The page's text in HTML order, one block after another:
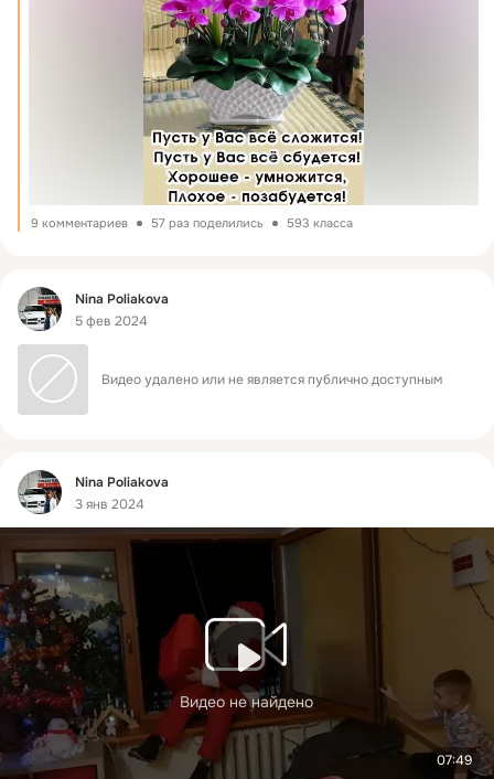
9 комментариев 57 раз поделились 593 класса
Фид
Nina Poliakova
5 фев 2024
Видео удалено или не является публично доступным
Фид
Nina Poliakova
3 янв 2024
07:49
Видео не найдено